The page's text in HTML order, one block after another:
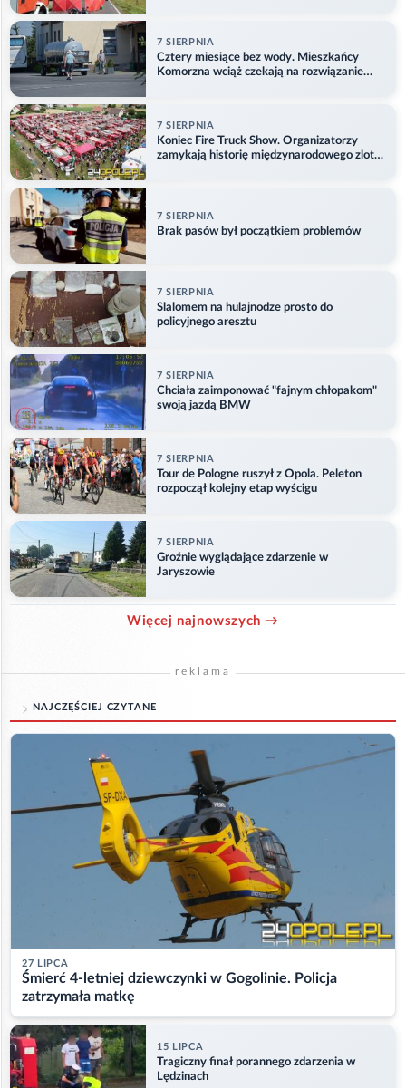
7 SIERPNIA
Cztery miesiące bez wody. Mieszkańcy
Komorzna wciąż czekają na rozwiązanie
7 SIERPNIA
Koniec Fire Truck Show. Organizatorzy
zamykają historię międzynarodowego zlotu
7 SIERPNIA
Brak pasów był początkiem problemów
7 SIERPNIA
Slalomem na hulajnodze prosto do
policyjnego aresztu
7 SIERPNIA
Chciała zaimponować "fajnym chłopakom"
swoją jazdą BMW
7 SIERPNIA
Tour de Pologne ruszył z Opola. Peleton
rozpoczął kolejny etap wyścigu
7 SIERPNIA
Groźnie wyglądające zdarzenie w
Jaryszowie
Więcej najnowszych →
reklama
NAJCZĘŚCIEJ CZYTANE
27 LIPCA
Śmierć 4-letniej dziewczynki w Gogolinie. Policja
zatrzymała matkę
15 LIPCA
Tragiczny finał porannego zdarzenia w
Lędzinach